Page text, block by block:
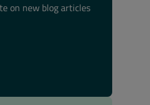
on new blog articles